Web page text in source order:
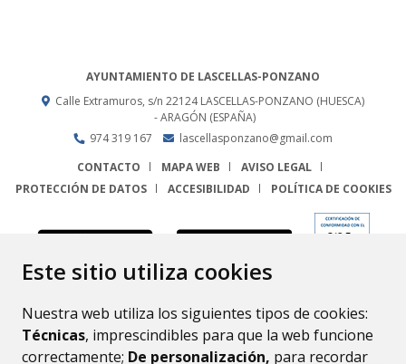
Este sitio utiliza cookies
Nuestra web utiliza los siguientes tipos de cookies:
Técnicas, imprescindibles para que la web funcione
correctamente; De personalización, para recordar
AYUNTAMIENTO DE LASCELLAS-PONZANO
Calle Extramuros, s/n 22124 LASCELLAS-PONZANO (HUESCA)
- ARAGÓN (ESPAÑA)
974 319 167
lascellasponzano@gmail.com
CONTACTO
MAPA WEB
AVISO LEGAL
PROTECCIÓN DE DATOS
ACCESIBILIDAD POLÍTICA DE COOKIES